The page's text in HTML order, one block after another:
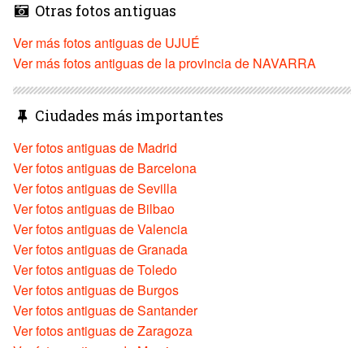
Otras fotos antiguas
Ver más fotos antiguas de UJUÉ
Ver más fotos antiguas de la provincia de NAVARRA
Ciudades más importantes
Ver fotos antiguas de Madrid
Ver fotos antiguas de Barcelona
Ver fotos antiguas de Sevilla
Ver fotos antiguas de Bilbao
Ver fotos antiguas de Valencia
Ver fotos antiguas de Granada
Ver fotos antiguas de Toledo
Ver fotos antiguas de Burgos
Ver fotos antiguas de Santander
Ver fotos antiguas de Zaragoza